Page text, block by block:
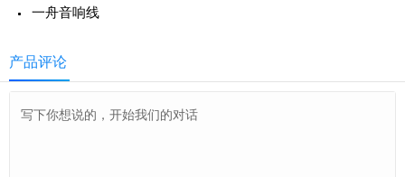
一舟音响线
产品评论